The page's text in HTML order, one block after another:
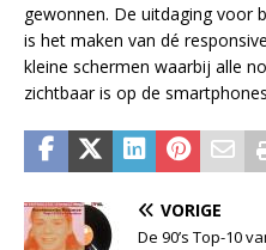
gewonnen. De uitdaging voor
is het maken van dé
kleine schermen waarbij alle
zichtbaar is op de
VORIGE
De 90’s Top-10